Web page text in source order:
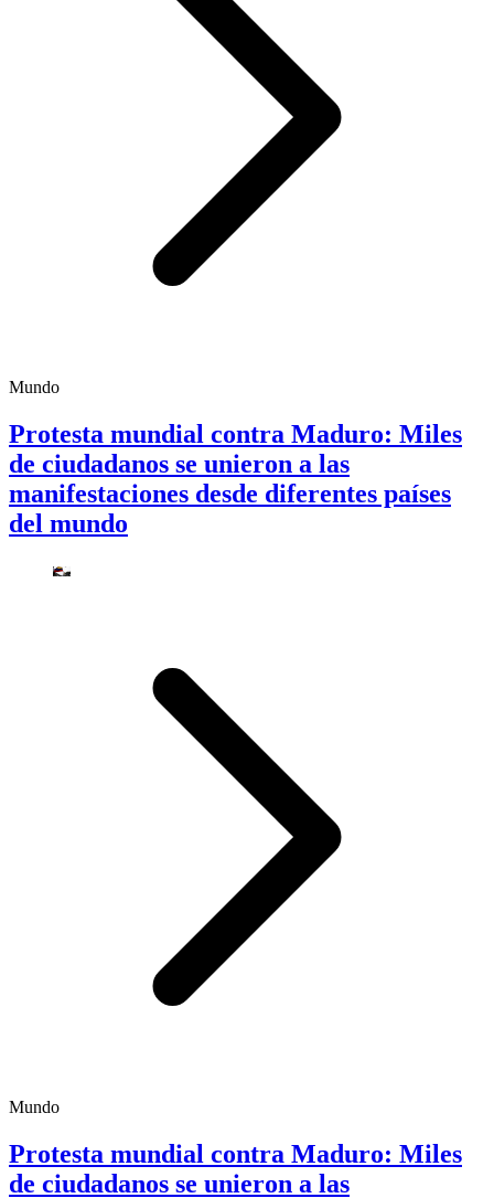
Mundo
Protesta mundial contra Maduro: Miles
de ciudadanos se unieron a las
manifestaciones desde diferentes países
del mundo
Mundo
Protesta mundial contra Maduro: Miles
de ciudadanos se unieron a las